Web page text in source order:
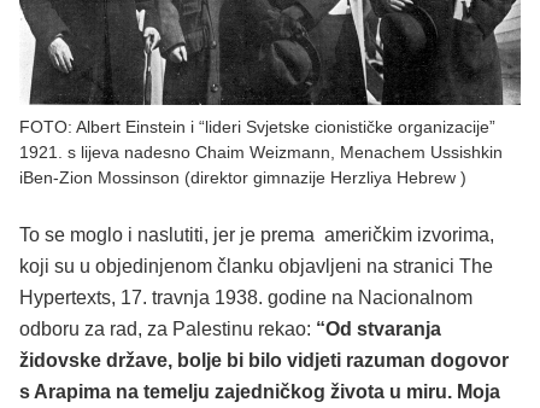
FOTO: Albert Einstein i “lideri Svjetske cionističke organizacije”
1921. s lijeva nadesno Chaim Weizmann, Menachem Ussishkin
iBen-Zion Mossinson (direktor gimnazije Herzliya Hebrew )
To se moglo i naslutiti, jer je prema američkim izvorima,
koji su u objedinjenom članku objavljeni na stranici The
Hypertexts, 17. travnja 1938. godine na Nacionalnom
odboru za rad, za Palestinu rekao: “Od stvaranja
židovske države, bolje bi bilo vidjeti razuman dogovor
s Arapima na temelju zajedničkog života u miru. Moja